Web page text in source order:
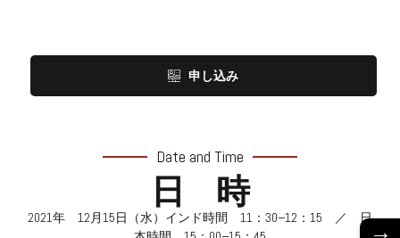
申し込み
Date and Time
日 時
2021年 12月15日（水）インド時間 11 ： 30−12 ： 15 ／ 日
→